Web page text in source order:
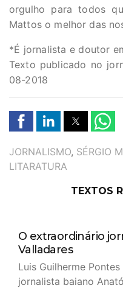
orgulho para todos
Mattos o melhor das
*É jornalista e doutor
Texto publicado no
08-2018
TAGS
JORNALISMO, SÉRGIO
LITARATURA
TEXTOS
O extraordinário
Valladares
Luis Guilherme
jornalista baiano